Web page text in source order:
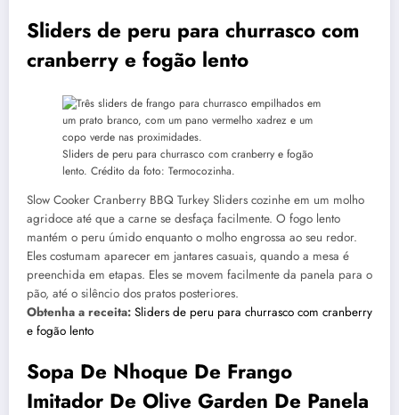
Sliders de peru para churrasco com
cranberry e fogão lento
Sliders de peru para churrasco com cranberry e fogão
lento. Crédito da foto: Termocozinha.
Slow Cooker Cranberry BBQ Turkey Sliders cozinhe em um molho
agridoce até que a carne se desfaça facilmente. O fogo lento
mantém o peru úmido enquanto o molho engrossa ao seu redor.
Eles costumam aparecer em jantares casuais, quando a mesa é
preenchida em etapas. Eles se movem facilmente da panela para o
pão, até o silêncio dos pratos posteriores.
Obtenha a receita: Sliders de peru para churrasco com cranberry
e fogão lento
Sopa De Nhoque De Frango
Imitador De Olive Garden De Panela